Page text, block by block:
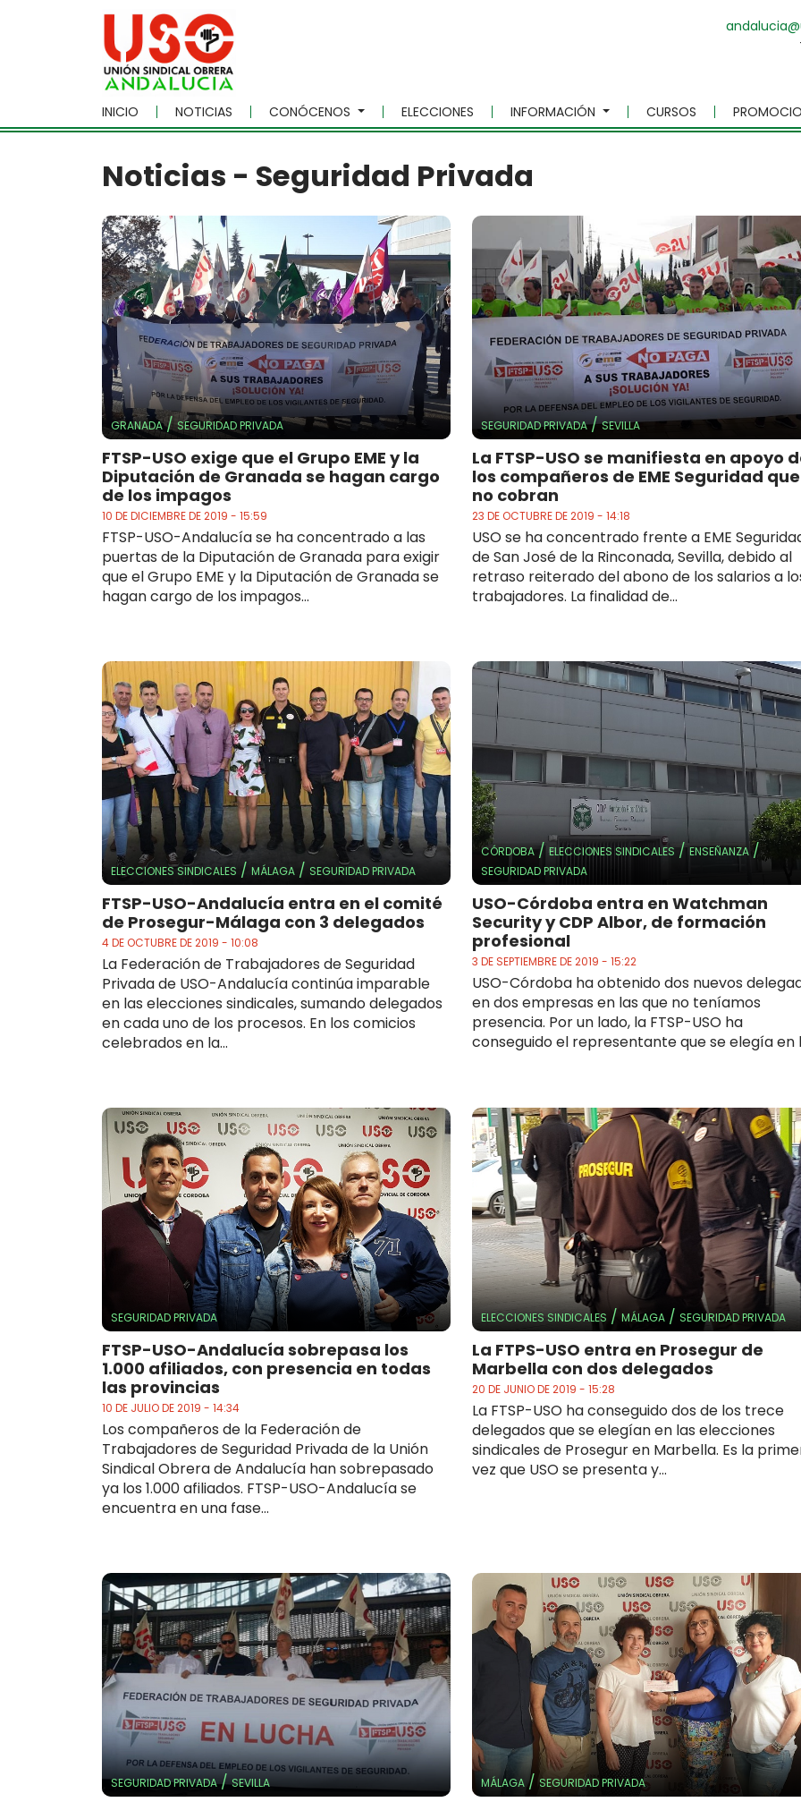
Skip to main content
INICIO NOTICIAS CONÓCENOS ELECCIONES INFORMACIÓN CURSOS
Noticias - Seguridad Privada
GRANADA/SEGURIDAD PRIVADA
FTSP-USO exige que el Grupo EME y la
Diputación de Granada se hagan cargo
de los impagos
10 DE DICIEMBRE DE 2019 - 15:59
FTSP-USO-Andalucía se ha concentrado a las
puertas de la Diputación de Granada para exigir
que el Grupo EME y la Diputación de Granada se
hagan cargo de los impagos...
SEGURIDAD PRIVADA/SEVILLA
La FTSP-USO se manifiesta en apoyo
los compañeros de EME Seguridad que
no cobran
23 DE OCTUBRE DE 2019 - 14:18
USO se ha concentrado frente a EME
de San José de la Rinconada, Sevilla, debido al
retraso reiterado del abono de los salarios a
trabajadores. La finalidad de...
ELECCIONES SINDICALES / MÁLAGA / SEGURIDAD PRIVADA
FTSP-USO-Andalucía entra en el comité
de Prosegur-Málaga con 3 delegados
4 DE OCTUBRE DE 2019 - 10:08
La Federación de Trabajadores de Seguridad
Privada de USO-Andalucía continúa imparable
en las elecciones sindicales, sumando delegados
en cada uno de los procesos. En los comicios
celebrados en la...
CÓRDOBA/ELECCIONES SINDICALES/ENSEÑANZA/
SEGURIDAD PRIVADA
USO-Córdoba entra en Watchman
Security y CDP Albor, de formación
profesional
3 DE SEPTIEMBRE DE 2019 - 15:22
USO-Córdoba ha obtenido dos nuevos
en dos empresas en las que no teníamos
presencia. Por un lado, la FTSP-USO ha
conseguido el representante que se elegía en
SEGURIDAD PRIVADA
FTSP-USO-Andalucía sobrepasa los
1.000 afiliados, con presencia en todas
las provincias
10 DE JULIO DE 2019 - 14:34
Los compañeros de la Federación de
Trabajadores de Seguridad Privada de la Unión
Sindical Obrera de Andalucía han sobrepasado
ya los 1.000 afiliados. FTSP-USO-Andalucía se
encuentra en una fase...
ELECCIONES SINDICALES /MÁLAGA/ SEGURIDAD PRIVADA
La FTPS-USO entra en Prosegur de
Marbella con dos delegados
20 DE JUNIO DE 2019 - 15:28
La FTSP-USO ha conseguido dos de los trece
delegados que se elegían en las elecciones
sindicales de Prosegur en Marbella. Es la
vez que USO se presenta y...
SEGURIDAD PRIVADA/SEVILLA MÁLAGA/ SEGURIDAD PRIVADA